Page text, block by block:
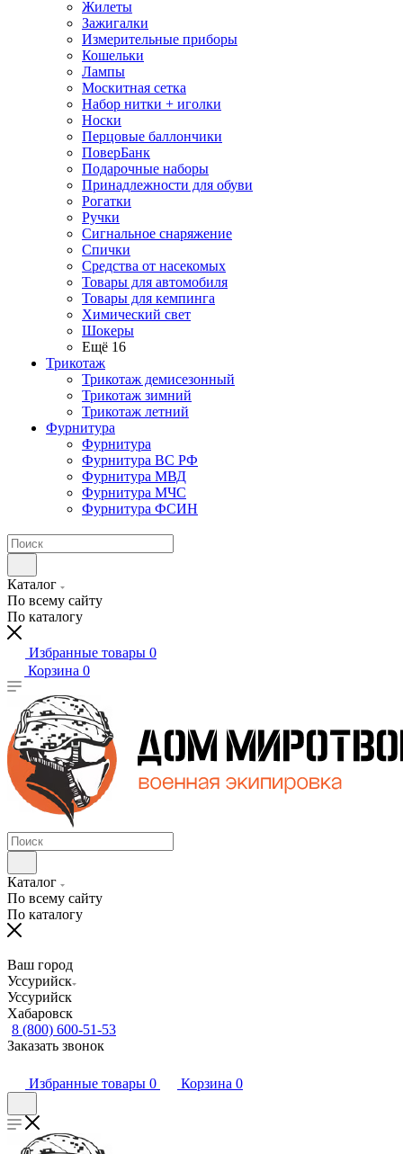
Жилеты
Зажигалки
Измерительные приборы
Кошельки
Лампы
Москитная сетка
Набор нитки + иголки
Носки
Перцовые баллончики
ПоверБанк
Подарочные наборы
Принадлежности для обуви
Рогатки
Ручки
Сигнальное снаряжение
Спички
Средства от насекомых
Товары для автомобиля
Товары для кемпинга
Химический свет
Шокеры
Ещё 16
Трикотаж
Трикотаж демисезонный
Трикотаж зимний
Трикотаж летний
Фурнитура
Фурнитура
Фурнитура ВС РФ
Фурнитура МВД
Фурнитура МЧС
Фурнитура ФСИН
Каталог
По всему сайту
По каталогу
Избранные товары 0
Корзина 0
Каталог
По всему сайту
По каталогу
Ваш город
Уссурийск
Уссурийск
Хабаровск
8 (800) 600-51-53
Заказать звонок
Избранные товары 0 Корзина 0